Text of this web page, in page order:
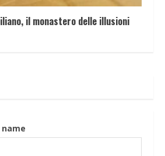
il monastero delle illusioni